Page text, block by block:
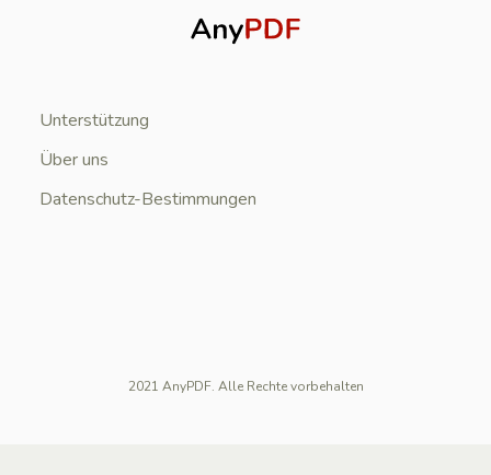
Unterstützung
Über uns
Datenschutz-Bestimmungen
2021 AnyPDF. Alle Rechte vorbehalten